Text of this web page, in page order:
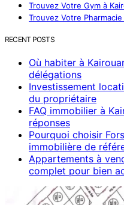
Trouvez Votre Gym à
Trouvez Votre Pharmacie
RECENT POSTS
Où habiter à
délégations
Investissement
du propriétaire
FAQ immobilier à
réponses
Pourquoi choisir
immobilière de
Appartements à
complet pour bien